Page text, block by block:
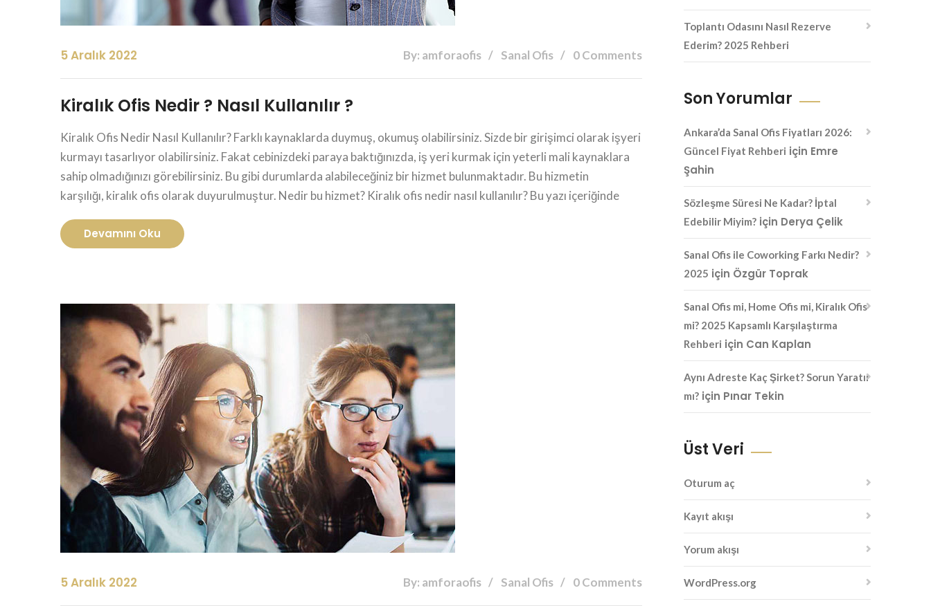
5 Aralık 2022 By: amforaofis Sanal Ofis 0 Comments
Kiralık Ofis Nedir ? Nasıl Kullanılır ?
Kiralık Ofis Nedir Nasıl Kullanılır? Farklı kaynaklarda duymuş, okumuş olabilirsiniz. Sizde bir girişimci olarak işyeri
kurmayı tasarlıyor olabilirsiniz. Fakat cebinizdeki paraya baktığınızda, iş yeri kurmak için yeterli mali kaynaklara
sahip olmadığınızı görebilirsiniz. Bu gibi durumlarda alabileceğiniz bir hizmet bulunmaktadır. Bu hizmetin
karşılığı, kiralık ofis olarak duyurulmuştur. Nedir bu hizmet? Kiralık ofis nedir nasıl kullanılır? Bu yazı içeriğinde
Devamını Oku
5 Aralık 2022 By: amforaofis Sanal Ofis 0 Comments
Toplantı Odasını Nasıl Rezerve
Ederim? 2025 Rehberi
Son Yorumlar
Ankara’da Sanal Ofis Fiyatları 2026:
Güncel Fiyat Rehberi için Emre
Şahin
Sözleşme Süresi Ne Kadar? İptal
Edebilir Miyim? için Derya Çelik
Sanal Ofis ile Coworking Farkı Nedir?
2025 için Özgür Toprak
Sanal Ofis mi, Home Ofis mi, Kiralık Ofis
mi? 2025 Kapsamlı Karşılaştırma
Rehberi için Can Kaplan
Aynı Adreste Kaç Şirket? Sorun Yaratır
mı? için Pınar Tekin
Üst Veri
Oturum aç
Kayıt akışı
Yorum akışı
WordPress.org